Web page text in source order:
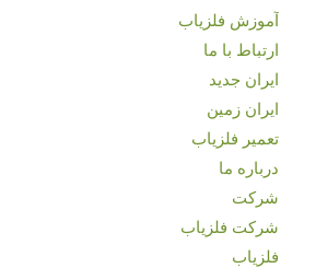
آموزش فلزیاب
ارتباط با ما
ایران جدید
ایران زمین
تعمیر فلزیاب
درباره ما
شرکت
شرکت فلزیاب
فلزیاب